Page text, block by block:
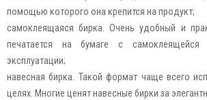
помощью которого она крепится на продукт;
самоклеящаяся бирка. Очень удобный и
печатается на бумаге с
эксплуатации;
навесная бирка. Такой формат чаще всего
целях. Многие ценят навесные бирки за